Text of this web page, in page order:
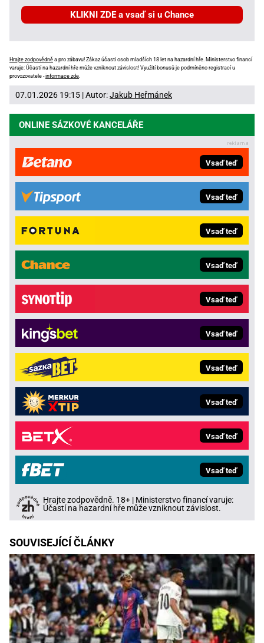
KLIKNI ZDE a vsaď si u Chance
Hrajte zodpovědně a pro zábavu! Zákaz účasti osob mladších 18 let na hazardní hře. Ministerstvo financí
varuje: Účastí na hazardní hře může vzniknout závislost! Využití bonusů je podmíněno registrací u
provozovatele -informace zde
07.01.2026 19:15 | Autor:Jakub Heřmánek
ONLINE SÁZKOVÉ KANCELÁŘE
Vsaď teď
Vsaď teď
Vsaď teď
Vsaď teď
Vsaď teď
Vsaď teď
Vsaď teď
Vsaď teď
Vsaď teď
Vsaď teď
Hrajte zodpovědně. 18+ | Ministerstvo financí varuje:
Účastí na hazardní hře může vzniknout závislost.
SOUVISEJÍCÍ ČLÁNKY